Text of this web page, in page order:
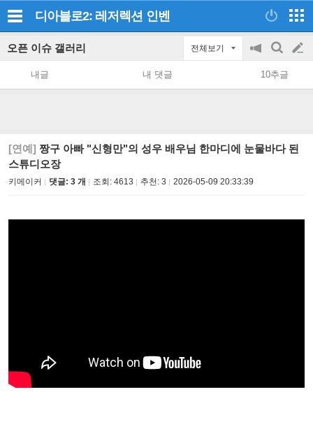
디아블로2: 레저렉션 인벤
오픈 이슈 갤러리 전체보기
공
지
on/off
검
색
글
쓰
내글 내 댓글 10추글
[연예] 짱구 아빠 "신형만"의 성우 배우님 한마디에 눈물바다 된
스튜디오장
키메이커 댓글: 3 개 조회: 4613 추천: 3 2026-05-09 20:33:39